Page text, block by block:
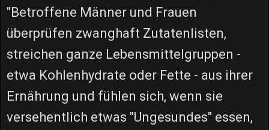
"Betroffene Männer und Frauen
überprüfen zwanghaft Zutatenlisten,
streichen ganze Lebensmittelgruppen -
etwa Kohlenhydrate oder Fette - aus ihrer
Ernährung und fühlen sich, wenn sie
versehentlich etwas "Ungesundes" essen,